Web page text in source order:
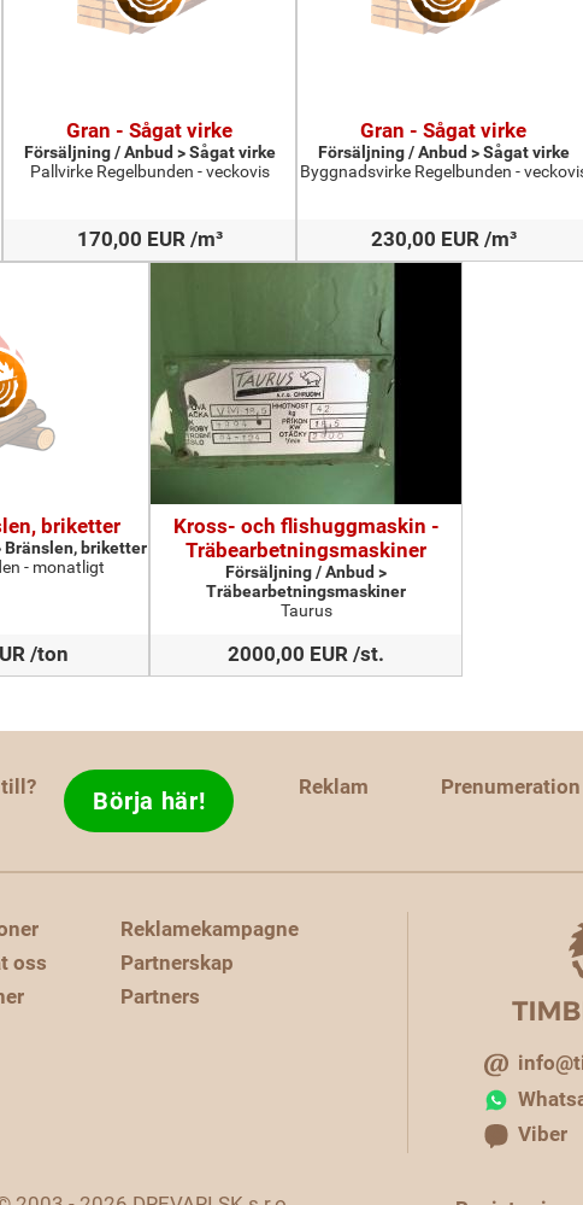
Gran - Sågat virke
Försäljning / Anbud > Sågat virke
Pallvirke Regelbunden - veckovis
170,00 EUR /m³
Gran - Sågat virke
Försäljning / Anbud > Sågat virke
Byggnadsvirke Regelbunden -
230,00 EUR /m³
briketter
Bränslen, briketter
- monatligt
/ton
Kross- och flishuggmaskin -
Träbearbetningsmaskiner
Försäljning / Anbud >
Träbearbetningsmaskiner
Taurus
2000,00 EUR /st.
till? Börja här! Reklam Prenumeration
oss
Reklamekampagne
Partnerskap
Partners
Viber